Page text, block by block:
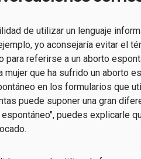
de utilizar un lenguaje
yo aconsejaría evitar el
para referirse a un aborto
mujer que ha sufrido un aborto
en los formularios que
puede suponer una gran
puedes explicarle